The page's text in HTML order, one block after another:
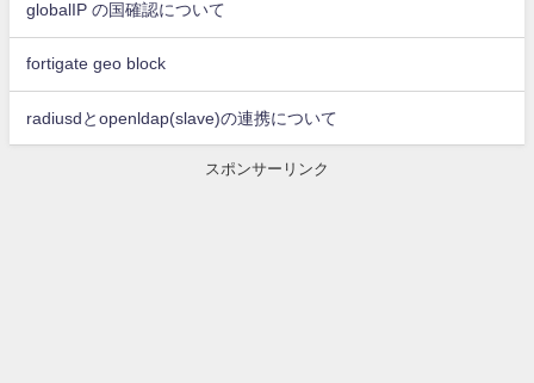
globalIP の国確認について
fortigate geo block
radiusdとopenldap(slave)の連携について
スポンサーリンク